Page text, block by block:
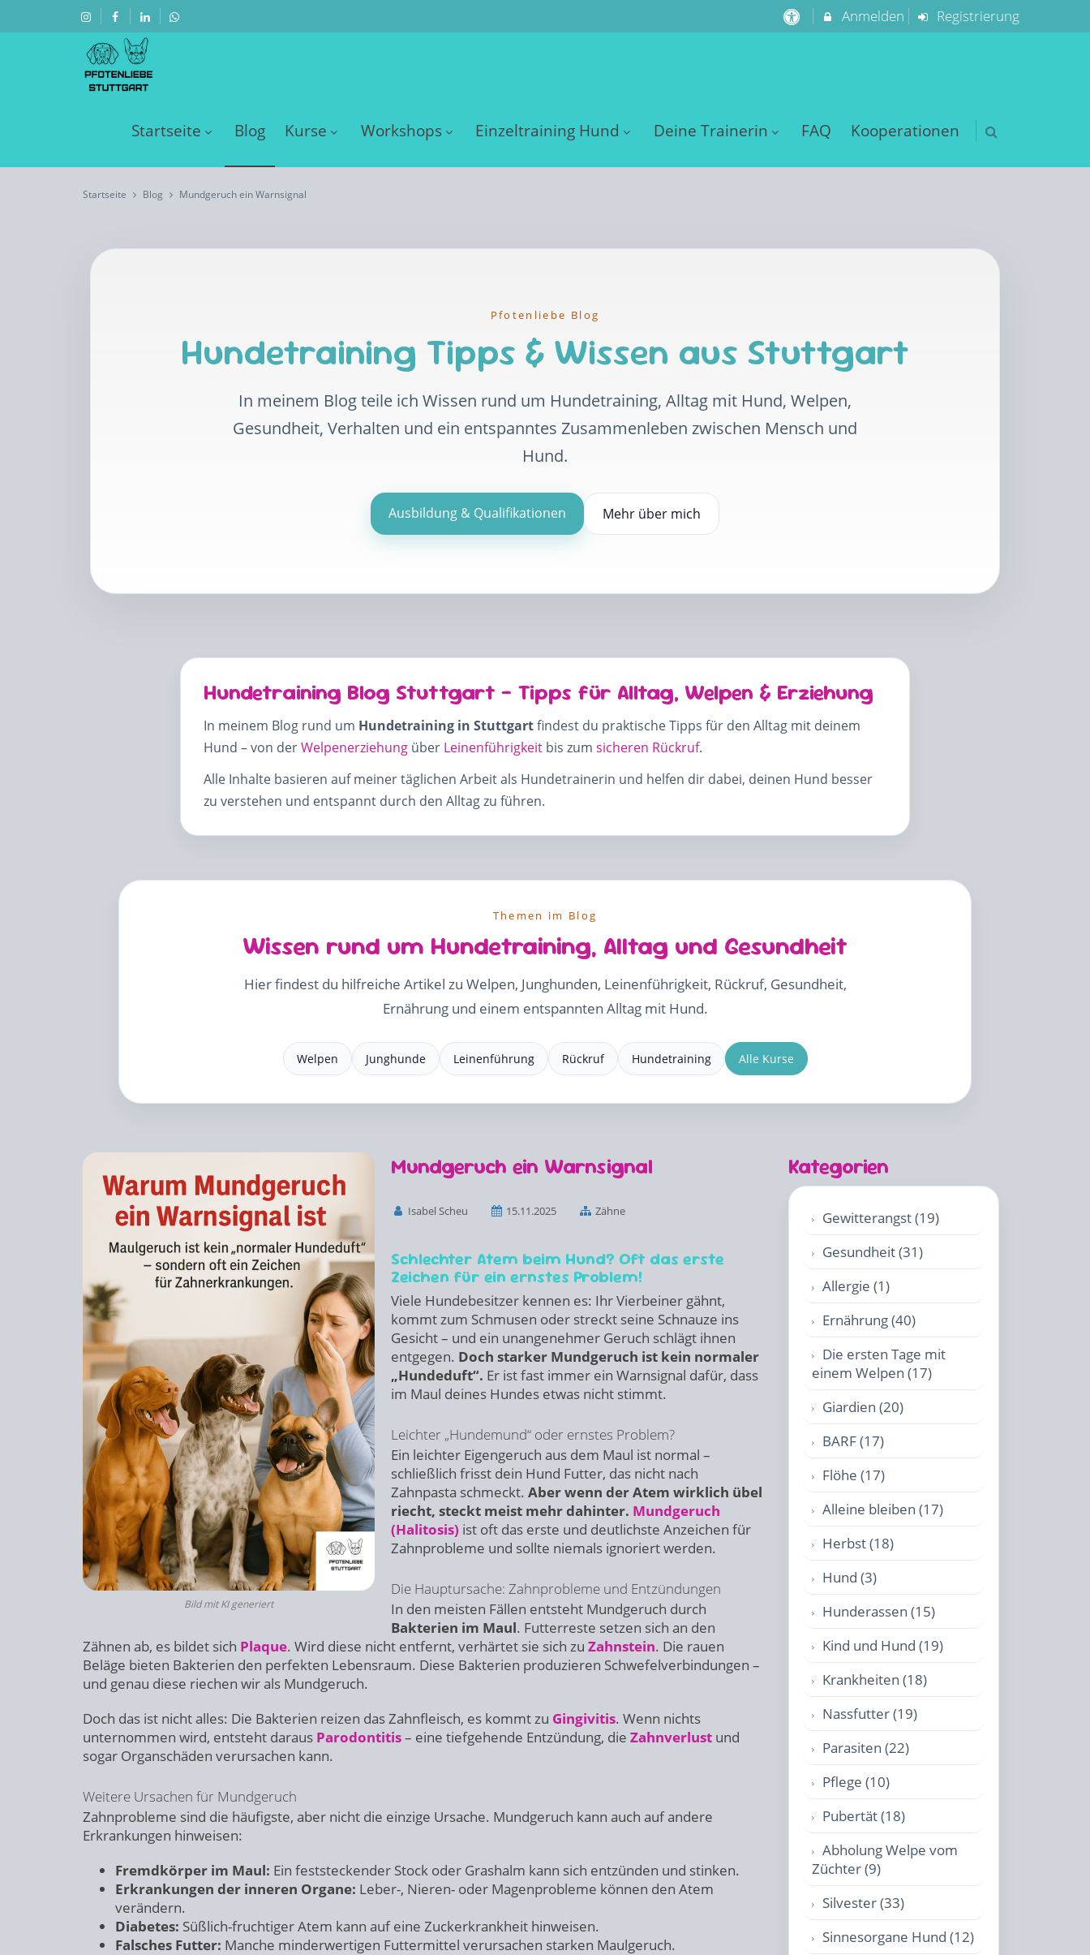
Anmelden Registrierung
Startseite Blog Kurse Workshops Einzeltraining Hund Deine Trainerin FAQ Kooperationen
Startseite Blog Mundgeruch ein Warnsignal
Pfotenliebe Blog
Hundetraining Tipps & Wissen aus Stuttgart
In meinem Blog teile ich Wissen rund um Hundetraining, Alltag mit Hund, Welpen,
Gesundheit, Verhalten und ein entspanntes Zusammenleben zwischen Mensch und
Hund.
Ausbildung & Qualifikationen Mehr über mich
Hundetraining Blog Stuttgart – Tipps für Alltag, Welpen & Erziehung
In meinem Blog rund um Hundetraining in Stuttgartfindest du praktische Tipps für den Alltag mit deinem
Hund – von derWelpenerziehung über Leinenführigkeit bis zum sicheren Rückruf.
Alle Inhalte basieren auf meiner täglichen Arbeit als Hundetrainerin und helfen dir dabei, deinen Hund besser
zu verstehen und entspannt durch den Alltag zu führen.
Themen im Blog
Wissen rund um Hundetraining, Alltag und Gesundheit
Hier findest du hilfreiche Artikel zu Welpen, Junghunden, Leinenführigkeit, Rückruf, Gesundheit,
Ernährung und einem entspannten Alltag mit Hund.
Welpen Junghunde Leinenführung Rückruf Hundetraining Alle Kurse
Bild mit KI generiert
Mundgeruch ein Warnsignal
Isabel Scheu 15.11.2025 Zähne
Schlechter Atem beim Hund? Oft das erste
Zeichen für ein ernstes Problem!
Viele Hundebesitzer kennen es: Ihr Vierbeiner gähnt,
kommt zum Schmusen oder streckt seine Schnauze ins
Gesicht – und ein unangenehmer Geruch schlägt ihnen
entgegen. Doch starker Mundgeruch ist kein normaler
„Hundeduft“. Er ist fast immer ein Warnsignal dafür, dass
im Maul deines Hundes etwas nicht stimmt.
Leichter „Hundemund“ oder ernstes Problem?
Ein leichter Eigengeruch aus dem Maul ist normal –
schließlich frisst dein Hund Futter, das nicht nach
Zahnpasta schmeckt. Aber wenn der Atem wirklich übel
riecht, steckt meist mehr dahinter. Mundgeruch
(Halitosis) ist oft das erste und deutlichste Anzeichen für
Zahnprobleme und sollte niemals ignoriert werden.
Die Hauptursache: Zahnprobleme und Entzündungen
In den meisten Fällen entsteht Mundgeruch durch
Bakterien im Maul. Futterreste setzen sich an den
Zähnen ab, es bildet sich Plaque. Wird diese nicht entfernt, verhärtet sie sich zu Zahnstein. Die rauen
Beläge bieten Bakterien den perfekten Lebensraum. Diese Bakterien produzieren Schwefelverbindungen –
und genau diese riechen wir als Mundgeruch.
Doch das ist nicht alles: Die Bakterien reizen das Zahnfleisch, es kommt zu Gingivitis. Wenn nichts
unternommen wird, entsteht daraus Parodontitis– eine tiefgehende Entzündung, die Zahnverlust und
sogar Organschäden verursachen kann.
Weitere Ursachen für Mundgeruch
Zahnprobleme sind die häufigste, aber nicht die einzige Ursache. Mundgeruch kann auch auf andere
Erkrankungen hinweisen:
Fremdkörper im Maul: Ein feststeckender Stock oder Grashalm kann sich entzünden und stinken.
Erkrankungen der inneren Organe: Leber-, Nieren- oder Magenprobleme können den Atem
verändern.
Diabetes: Süßlich-fruchtiger Atem kann auf eine Zuckerkrankheit hinweisen.
Falsches Futter: Manche minderwertigen Futtermittel verursachen starken Maulgeruch.
Kategorien
Gewitterangst (19)
Gesundheit (31)
Allergie (1)
Ernährung (40)
Die ersten Tage mit
einem Welpen (17)
Giardien (20)
BARF (17)
Flöhe (17)
Alleine bleiben (17)
Herbst (18)
Hund (3)
Hunderassen (15)
Kind und Hund (19)
Krankheiten (18)
Nassfutter (19)
Parasiten (22)
Pflege (10)
Pubertät (18)
Abholung Welpe vom
Züchter (9)
Silvester (33)
Sinnesorgane Hund (12)